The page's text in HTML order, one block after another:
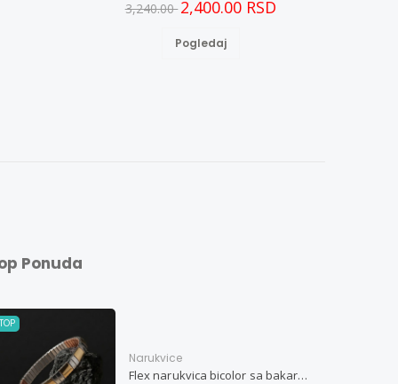
3,240.002,400.00 RSD
Pogledaj
Ponuda
TOP
Narukvice
Flex narukvica bicolor sa bakarnim elementima XL